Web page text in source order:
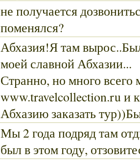
не получается
поменялся?
Абхазия!Я там
моей славной Абхазии...
Странно, но много всего
www.travelcollection.ru и
Абхазию заказать
Мы 2 года подряд там
был в этом году,